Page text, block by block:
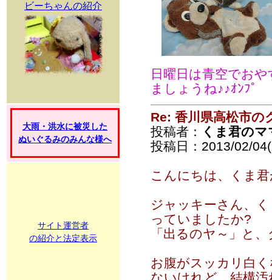
ビーちゃんの紹介
大雨・洪水に被災した
ぬいぐるみのみんな様へ
サイト運営者
の紹介と法定表示
日曜日は青空でお
ましょうね♪♪ｵﾝﾌﾟ
Re: 香川県高松市の
投稿者：
くま君のマ
投稿日：2013/02/
こんにちは、くま
ジャッキーさん、
っていましたか?
「出るのヤ～」と
お腹がスッカリ白